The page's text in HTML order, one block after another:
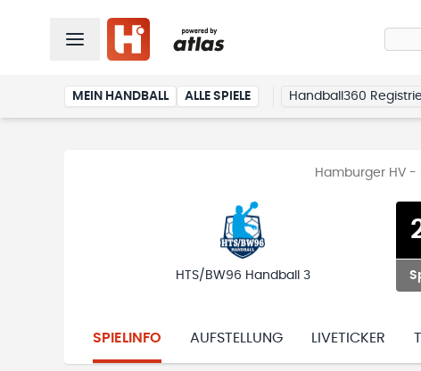
MEIN HANDBALL ALLE SPIELE Handball360
Hamburger HV -
HTS/BW96 Handball 3
SPIELINFO AUFSTELLUNG LIVETICKER